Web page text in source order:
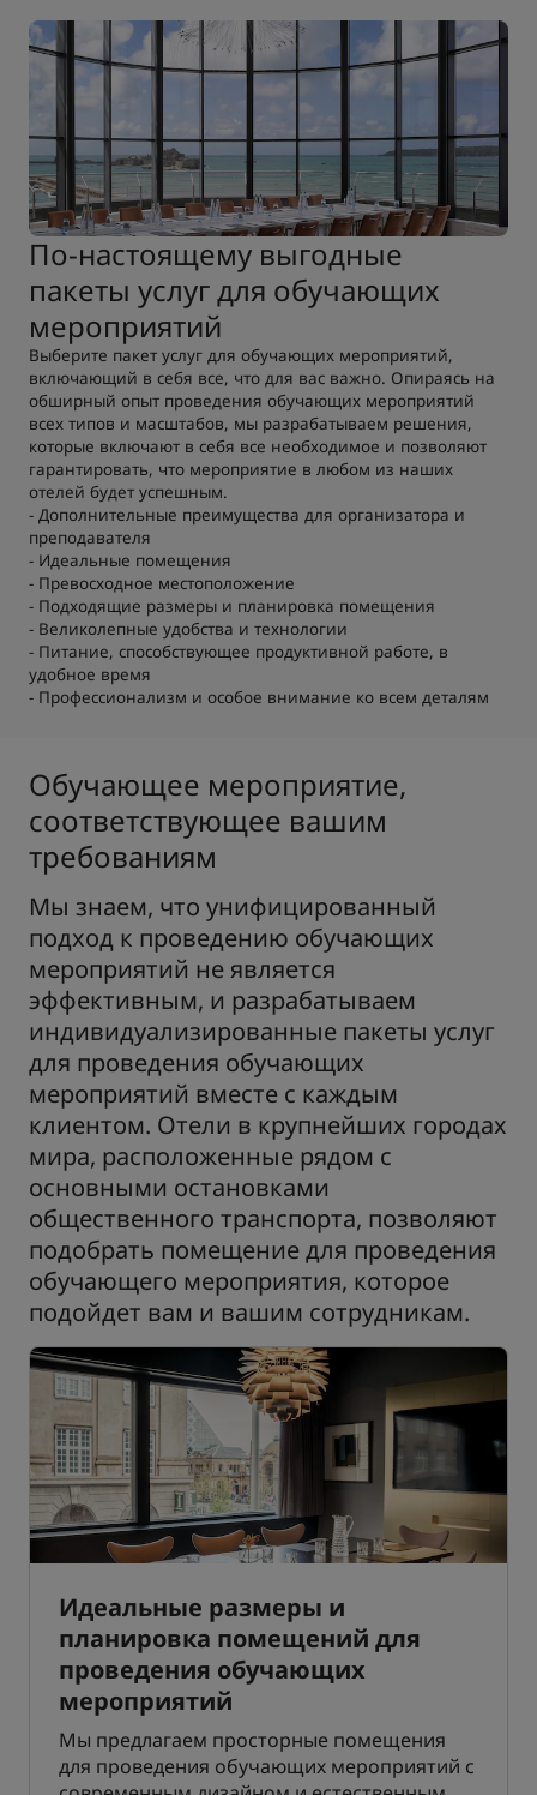
По-настоящему выгодные
пакеты услуг для обучающих
мероприятий
Выберите пакет услуг для обучающих мероприятий,
включающий в себя все, что для вас важно. Опираясь на
обширный опыт проведения обучающих мероприятий
всех типов и масштабов, мы разрабатываем решения,
которые включают в себя все необходимое и позволяют
гарантировать, что мероприятие в любом из наших
отелей будет успешным.
- Дополнительные преимущества для организатора и
преподавателя
- Идеальные помещения
- Превосходное местоположение
- Подходящие размеры и планировка помещения
- Великолепные удобства и технологии
- Питание, способствующее продуктивной работе, в
удобное время
- Профессионализм и особое внимание ко всем деталям
Обучающее мероприятие,
соответствующее вашим
требованиям
Мы знаем, что унифицированный
подход к проведению обучающих
мероприятий не является
эффективным, и разрабатываем
индивидуализированные пакеты услуг
для проведения обучающих
мероприятий вместе с каждым
клиентом. Отели в крупнейших городах
мира, расположенные рядом с
основными остановками
общественного транспорта, позволяют
подобрать помещение для проведения
обучающего мероприятия, которое
подойдет вам и вашим сотрудникам.
Идеальные размеры и
планировка помещений для
проведения обучающих
мероприятий
Мы предлагаем просторные помещения
для проведения обучающих мероприятий с